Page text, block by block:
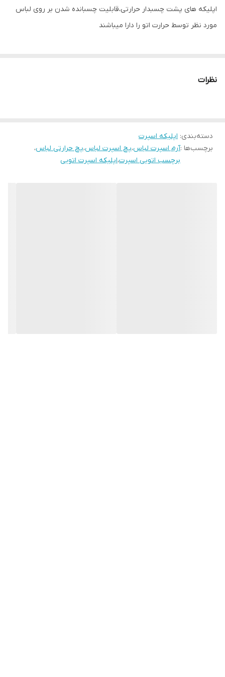
اپلیکه های پشت چسبدار حرارتی،قابلیت چسبانده شدن بر روی لباس
مورد نظر توسط حرارت اتو را دارا میباشند
نظرات
دسته‌بندی: اپلیکه اسپرت
برچسب‌ها :آرم اسپرت لباس،پچ اسپرت لباس،پچ حرارتی لباس،
برچسب اتویی اسپرت،اپلیکه اسپرت اتویی